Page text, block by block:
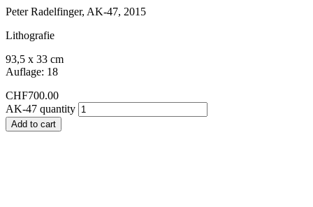
Peter Radelfinger, AK-47, 2015
Lithografie
93,5 x 33 cm
Auflage: 18
CHF700.00
AK-47 quantity
Add to cart